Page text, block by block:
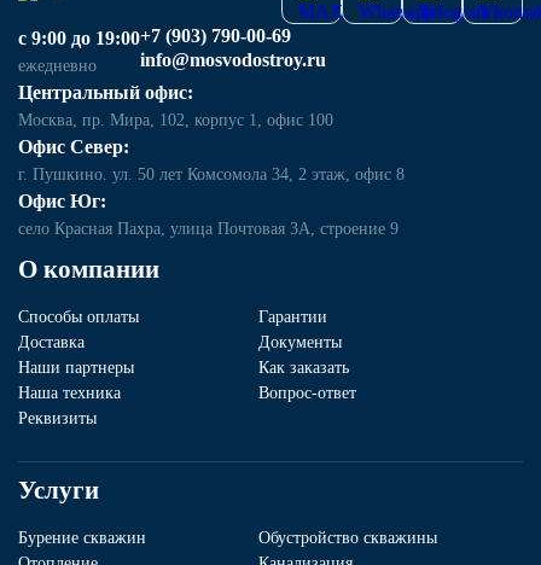
О компании
Способы оплаты
Гарантии
Доставка
Документы
Наши партнеры
Как заказать
Наша техника
Вопрос-ответ
Реквизиты
Услуги
Бурение скважин
Обустройство скважины
с 9:00 до 19:00
ежедневно
+7 (903) 790-00-69
info@mosvodostroy.ru
Центральный офис:
Москва, пр. Мира, 102, корпус 1, офис 100
Офис Север:
г. Пушкино. ул. 50 лет Комсомола 34, 2 этаж, офис 8
Офис Юг:
село Красная Пахра, улица Почтовая 3А, строение 9